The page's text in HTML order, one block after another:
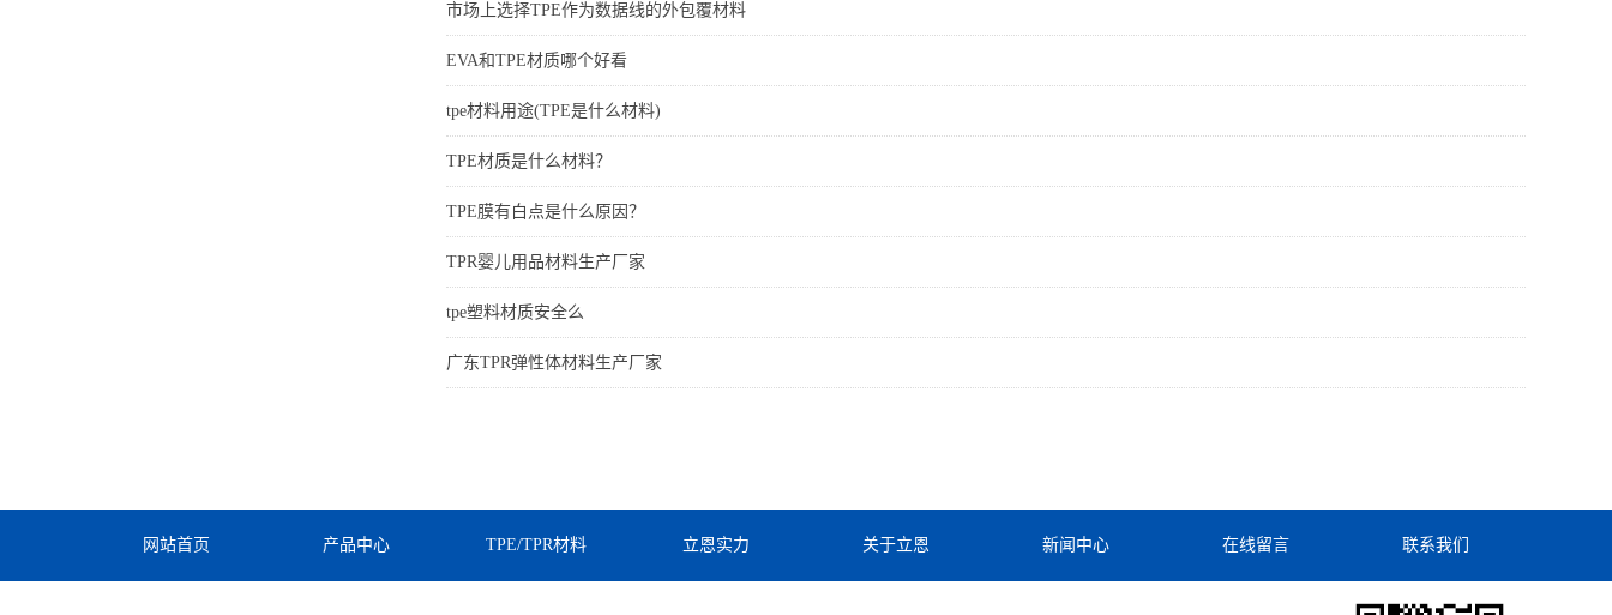
市场上选择TPE作为数据线的外包覆材料
EVA和TPE材质哪个好看
tpe材料用途(TPE是什么材料)
TPE材质是什么材料？
TPE膜有白点是什么原因？
TPR婴儿用品材料生产厂家
tpe塑料材质安全么
广东TPR弹性体材料生产厂家
网站首页 产品中心 TPE/TPR材料 立恩实力 关于立恩 新闻中心 在线留言 联系我们